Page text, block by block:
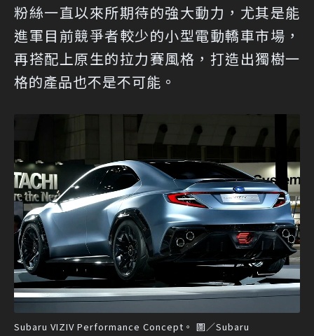
粉絲一直以來所期待的強大動力，尤其是能
進軍目前競爭者較少的小型電動轎車市場，
再搭配上原生的拉力賽風格，打造出獨樹一
格的產品也不是不可能。
Subaru VIZIV Performance Concept。 圖／Subaru